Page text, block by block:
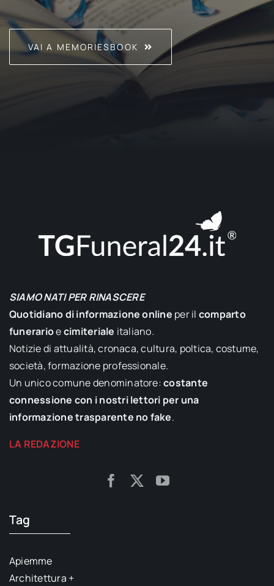
VAI A MEMORIESBOOK
SIAMO NATI PER RINASCERE
Quotidiano di informazione online per il comparto
funerarioecimiteriale italiano.
Notizie di attualità, cronaca, cultura, poltica, costume,
società, formazione professionale.
Un unico comune denominatore:costante
connessione con i nostri lettori per una
informazione trasparente no fake.
LA REDAZIONE
Tag
Apiemme
Architettura +